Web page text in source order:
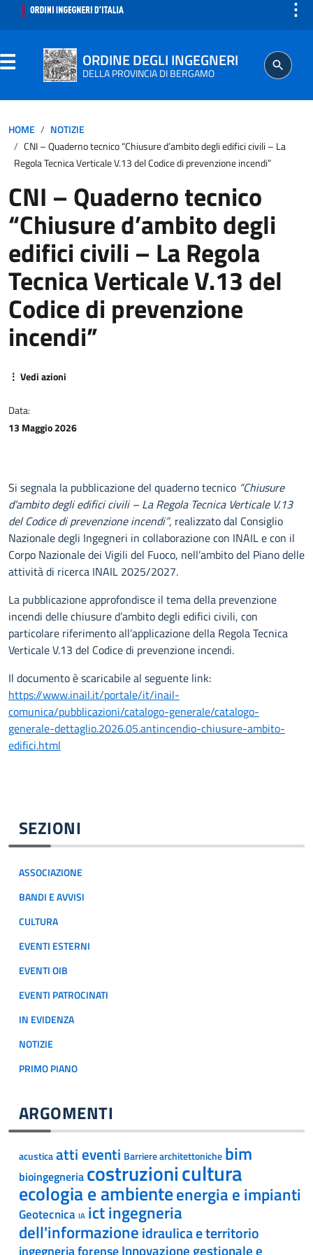
⋮
ORDINE DEGLI INGEGNERI
DELLA PROVINCIA DI BERGAMO
ISCRITTO
PROFESSIONE
AGGIORNAMENTO PROFESSIONALE
HOME
NOTIZIE
CNI – Quaderno tecnico “Chiusure d’ambito degli edifici civili – La
Regola Tecnica Verticale V.13 del Codice di prevenzione incendi”
CNI – Quaderno tecnico
“Chiusure d’ambito degli
edifici civili – La Regola
Tecnica Verticale V.13 del
Codice di prevenzione
incendi”
⋮ Vedi azioni
Data:
13 Maggio 2026
SEZIONI
ASSOCIAZIONE
BANDI E AVVISI
CULTURA
EVENTI ESTERNI
EVENTI OIB
EVENTI PATROCINATI
IN EVIDENZA
NOTIZIE
PRIMO PIANO
ARGOMENTI
acusticaatti eventi Barriere architettoniche bim
bioingegneria costruzionicultura
ecologia e ambienteenergia e impianti
Geotecnica IA ict ingegneria
dell'informazione idraulica e territorio
ingegneria forenseInnovazione gestionale e
Si segnala la pubblicazione del quaderno tecnico “Chiusure
d’ambito degli edifici civili – La Regola Tecnica Verticale V.13
del Codice di prevenzione incendi”, realizzato dal Consiglio
Nazionale degli Ingegneri in collaborazione con INAIL e con il
Corpo Nazionale dei Vigili del Fuoco, nell’ambito del Piano delle
attività di ricerca INAIL 2025/2027.
La pubblicazione approfondisce il tema della prevenzione
incendi delle chiusure d’ambito degli edifici civili, con
particolare riferimento all’applicazione della Regola Tecnica
Verticale V.13 del Codice di prevenzione incendi.
Il documento è scaricabile al seguente link:
https://www.inail.it/portale/it/inail-
comunica/pubblicazioni/catalogo-generale/catalogo-
generale-dettaglio.2026.05.antincendio-chiusure-ambito-
edifici.html